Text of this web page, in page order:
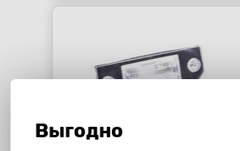
Выгодно